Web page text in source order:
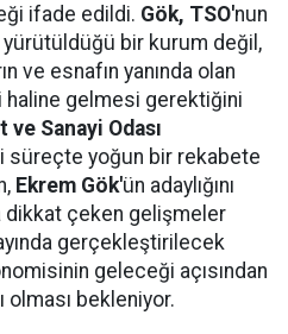
ifade edildi. Gök, TSO'nun
bir kurum değil,
ve esnafın yanında olan
gelmesi gerektiğini
ve Sanayi Odası
süreçte yoğun bir rekabete
Ekrem Gök'ün adaylığını
dikkat çeken gelişmeler
gerçekleştirilecek
geleceği açısından
bekleniyor.